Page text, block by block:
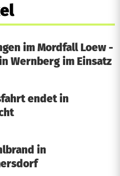
im Mordfall Loew -
Wernberg im Einsatz
endet in
in